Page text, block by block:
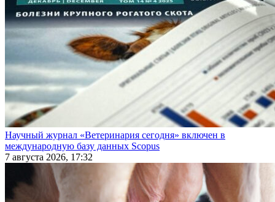
Научный журнал «Ветеринария сегодня» включен в
международную базу данных Scopus
7 августа 2026, 17:32